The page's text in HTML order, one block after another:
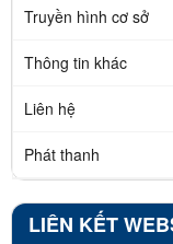
Truyền hình cơ sở
Thông tin khác
Liên hệ
Phát thanh
LIÊN KẾT